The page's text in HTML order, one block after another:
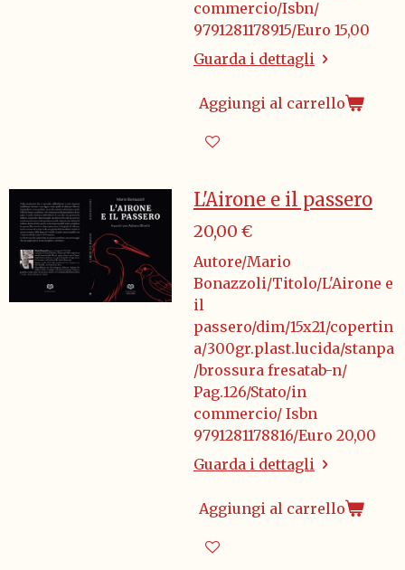
commercio/Isbn/
9791281178915/Euro 15,00
Guarda i dettagli
Aggiungi al carrello
L'Airone e il passero
20,00 €
Autore/Mario
Bonazzoli/Titolo/L'Airone e
il
passero/dim/15x21/copertin
a/300gr.plast.lucida/stanpa
/brossura fresatab-n/
Pag.126/Stato/in
commercio/ Isbn
9791281178816/Euro 20,00
Guarda i dettagli
Aggiungi al carrello